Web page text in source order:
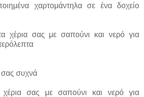
χαρτομάντηλα σε ένα δοχείο
χέρια σας με σαπούνι και νερό για
σας συχνά
χέρια σας με σαπούνι και νερό για